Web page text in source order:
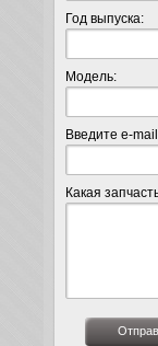
Год выпуска:
Модель:
Введите e-
Какая